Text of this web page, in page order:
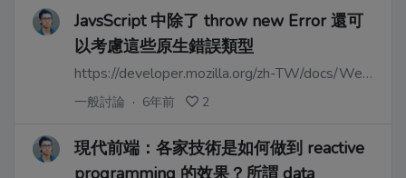
JavsScript 中除了 throw new Error 還可
以考慮這些原生錯誤類型
https://developer.mozilla.org/zh-TW/docs/Web/JavaScript/Reference/Global_Objects/Error
一般討論 · 6年前 2
現代前端：各家技術是如何做到 reactive
programming 的效果？所謂 data